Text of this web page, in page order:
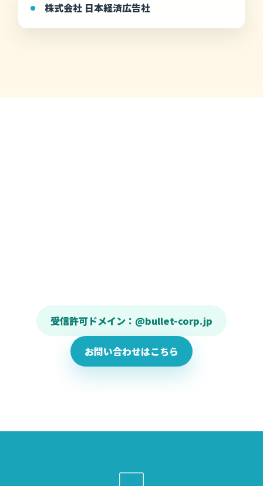
株式会社 日本経済広告社
受信許可ドメイン：@bullet-corp.jp
お問い合わせはこちら